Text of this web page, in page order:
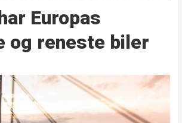
Europas
og reneste biler